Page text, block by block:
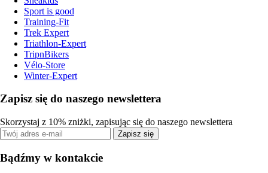
Sport is good
Training-Fit
Trek Expert
Triathlon-Expert
TripnBikers
Vélo-Store
Winter-Expert
Zapisz się do naszego newslettera
Skorzystaj z 10% zniżki, zapisując się do naszego newslettera
Zapisz się
Bądźmy w kontakcie